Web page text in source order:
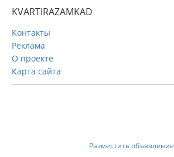
KVARTIRAZAMKAD
Контакты
Реклама
О проекте
Карта сайта
Разместить объявление